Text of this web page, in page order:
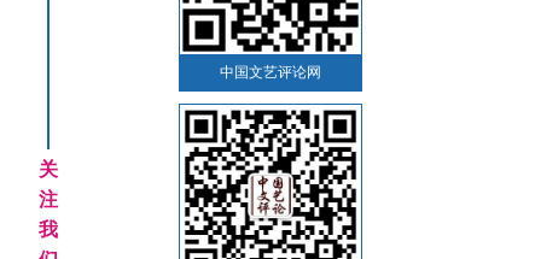
关
注
我
中国文艺评论网